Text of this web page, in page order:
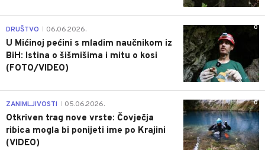
0
DRUŠTVO 06.06.2026.
U Mićinoj pećini s mladim naučnikom iz
BiH: Istina o šišmišima i mitu o kosi
(FOTO/VIDEO)
0
ZANIMLJIVOSTI 05.06.2026.
Otkriven trag nove vrste: Čovječja
ribica mogla bi ponijeti ime po Krajini
(VIDEO)